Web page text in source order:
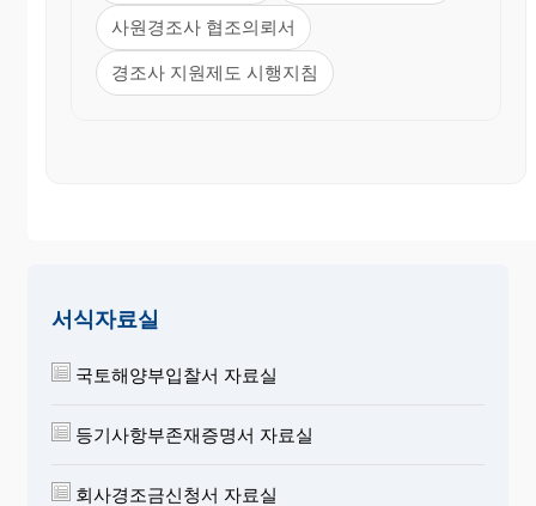
사원경조사 협조의뢰서
경조사 지원제도 시행지침
서식자료실
국토해양부입찰서 자료실
등기사항부존재증명서 자료실
회사경조금신청서 자료실